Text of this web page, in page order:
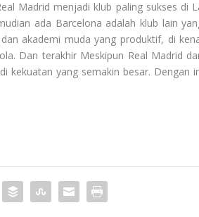
Madrid menjadi klub paling sukses di
ada Barcelona adalah klub lain
akademi muda yang produktif, di
Dan terakhir Meskipun Real Madrid
kekuatan yang semakin besar. Dengan